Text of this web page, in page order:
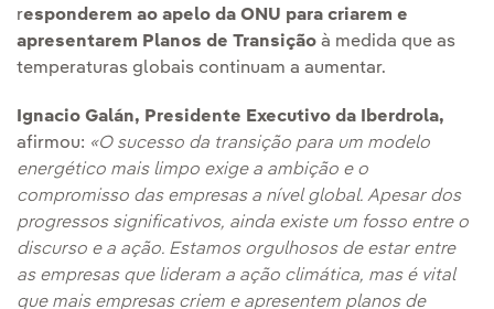
responderem ao apelo da ONU para criarem e
apresentarem Planos de Transição à medida que as
temperaturas globais continuam a aumentar.
Ignacio Galán, Presidente Executivo da Iberdrola,
afirmou: «O sucesso da transição para um modelo
energético mais limpo exige a ambição e o
compromisso das empresas a nível global. Apesar dos
progressos significativos, ainda existe um fosso entre o
discurso e a ação. Estamos orgulhosos de estar entre
as empresas que lideram a ação climática, mas é vital
que mais empresas criem e apresentem planos de